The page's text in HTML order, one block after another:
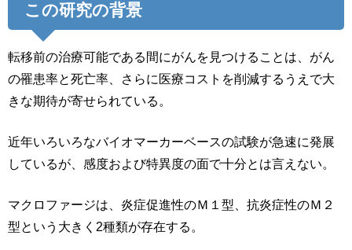
この研究の背景
転移前の治療可能である間にがんを見つけることは、がん
の罹患率と死亡率、さらに医療コストを削減するうえで大
きな期待が寄せられている。
近年いろいろなバイオマーカーベースの試験が急速に発展
しているが、感度および特異度の面で十分とは言えない。
マクロファージは、炎症促進性のＭ１型、抗炎症性のＭ２
型という大きく2種類が存在する。